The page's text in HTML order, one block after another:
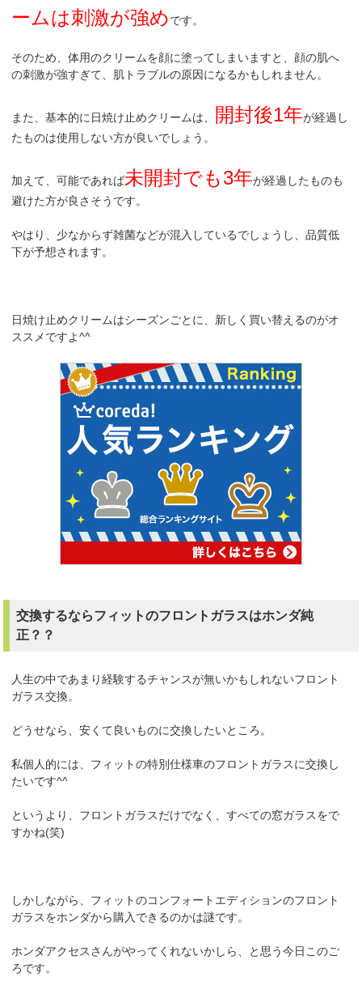
ームは刺激が強めです。
そのため、体用のクリームを顔に塗ってしまいますと、顔の肌へ
の刺激が強すぎて、肌トラブルの原因になるかもしれません。
また、基本的に日焼け止めクリームは、 開封後1年が経過し
たものは使用しない方が良いでしょう。
加えて、可能であれば未開封でも3年が経過したものも
避けた方が良さそうです。
やはり、少なからず雑菌などが混入しているでしょうし、品質低
下が予想されます。
日焼け止めクリームはシーズンごとに、新しく買い替えるのがオ
ススメですよ^^
交換するならフィットのフロントガラスはホンダ純
正？？
人生の中であまり経験するチャンスが無いかもしれないフロント
ガラス交換。
どうせなら、安くて良いものに交換したいところ。
私個人的には、フィットの特別仕様車のフロントガラスに交換し
たいです^^
というより、フロントガラスだけでなく、すべての窓ガラスをで
すかね(笑)
しかしながら、フィットのコンフォートエディションのフロント
ガラスをホンダから購入できるのかは謎です。
ホンダアクセスさんがやってくれないかしら、と思う今日このご
ろです。